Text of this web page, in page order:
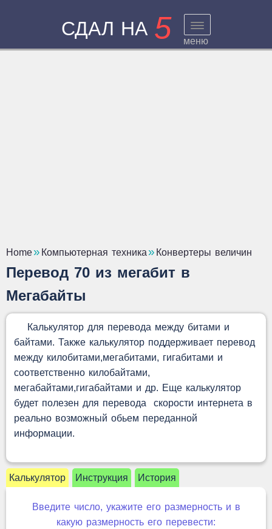
СДАЛ НА 5 меню
Home Компьютерная техника Конвертеры величин
Перевод 70 из мегабит в
Мегабайты
Калькулятор для перевода между битами и
байтами. Также калькулятор поддерживает перевод
между килобитами,мегабитами, гигабитами и
соответственно килобайтами,
мегабайтами,гигабайтами и др. Еще калькулятор
будет полезен для перевода скорости интернета в
реально возможный обьем переданной
информации.
Калькулятор Инструкция История
Введите число, укажите его размерность и в
какую размерность его перевести: